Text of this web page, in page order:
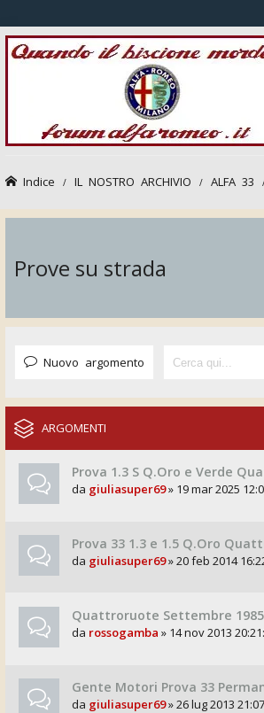
Indice IL NOSTRO ARCHIVIO ALFA 33
Prove su strada
Nuovo argomento
ARGOMENTI
Prova 1.3 S Q.Oro e Verde
da giuliasuper69» 19 mar 2025
Prova 33 1.3 e 1.5 Q.Oro
da giuliasuper69» 20 feb 2014
Quattroruote Settembre
da rossogamba » 14 nov 2013
Gente Motori Prova 33
da giuliasuper69» 26 lug 2013